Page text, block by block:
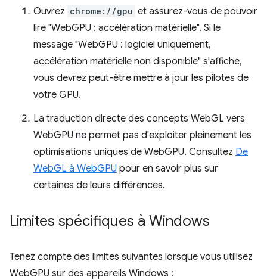
Ouvrez chrome://gpu et assurez-vous de pouvoir
lire "WebGPU : accélération matérielle". Si le
message "WebGPU : logiciel uniquement,
accélération matérielle non disponible" s'affiche,
vous devrez peut-être mettre à jour les pilotes de
votre GPU.
La traduction directe des concepts WebGL vers
WebGPU ne permet pas d'exploiter pleinement les
optimisations uniques de WebGPU. Consultez De
WebGL à WebGPU pour en savoir plus sur
certaines de leurs différences.
Limites spécifiques à Windows
Tenez compte des limites suivantes lorsque vous utilisez
WebGPU sur des appareils Windows :